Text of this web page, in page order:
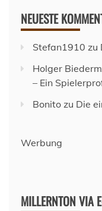
NEUESTE
Stefan1910 zu
Holger
– Ein
Bonito zu Die
Werbung
MILLERNTON VIA